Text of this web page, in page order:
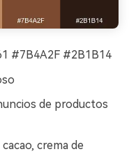
#7B4A2F #2B1B14
de productos
crema de